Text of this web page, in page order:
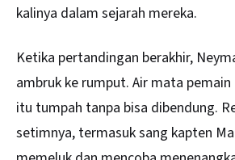
kalinya dalam sejarah mereka.
Ketika pertandingan berakhir,
ambruk ke rumput. Air mata
itu tumpah tanpa bisa dibendung.
setimnya, termasuk sang kapten